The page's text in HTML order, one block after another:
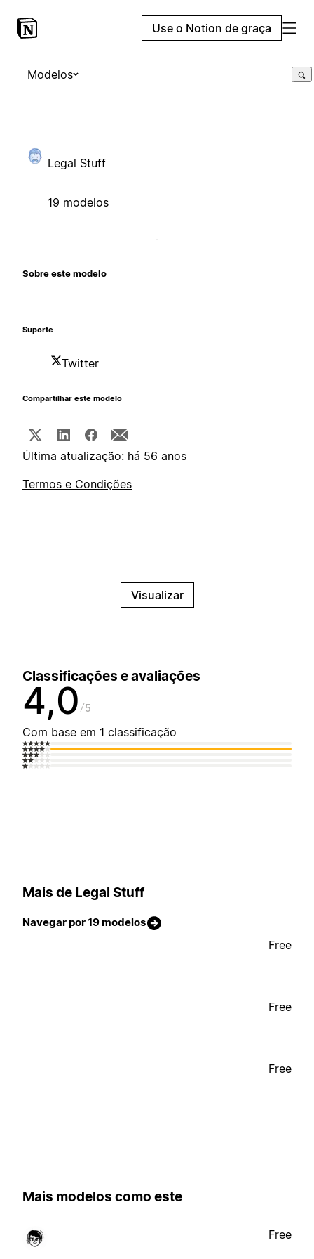
Use o Notion de graça
Modelos
Legal Stuff
19 modelos
Sobre este modelo
Suporte
Twitter
Compartilhar este modelo
Última atualização: há 56 anos
Termos e Condições
Visualizar
Classificações e avaliações
4,0 5
Com base em 1 classificação
Mais de Legal Stuff
Navegar por 19 modelos
Free
Free
Free
Mais modelos como este
Free